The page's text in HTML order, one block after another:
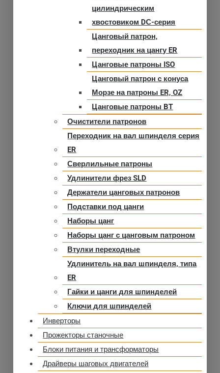
цилиндрическим
хвостовиком DС-серия
Цанговый патрон,
переходник на цангу ER
Цанговые патроны ISO
Цанговый патрон с конуса
Морзе на патроны ER, OZ
Цанговые патроны BT
Очистители патронов
Переходник на вал шпинделя серия
ER
Сверлильные патроны
Удлинители фрез SLD
Держатели цанговых патронов
Подставки под цанги
Наборы цанг
Наборы цанг с цанговым патроном
Втулки переходные
Удлинитель на вал шпинделя, типа
ER
Гайки и цанги для шпинделей
Ключи для шпинделей
Инверторы
Прожекторы станочные
Блоки питания и трансформаторы
Драйверы шаговых двигателей